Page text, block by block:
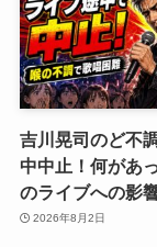
吉川晃司のど不
中中止！何があ
のライブへの影
2026年8月2日